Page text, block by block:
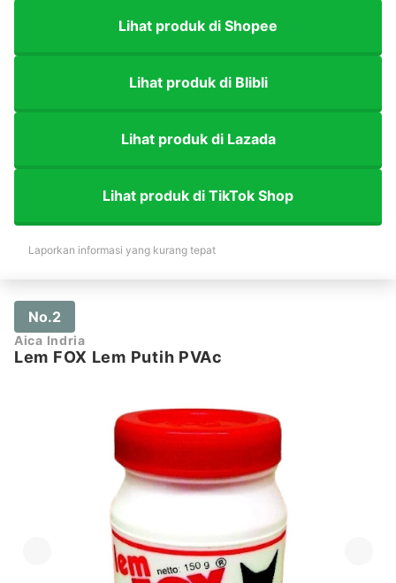
Lihat produk di Shopee
Lihat produk di Blibli
Lihat produk di Lazada
Lihat produk di TikTok Shop
Laporkan informasi yang kurang tepat
No.2
Aica Indria
Lem FOX Lem Putih PVAc